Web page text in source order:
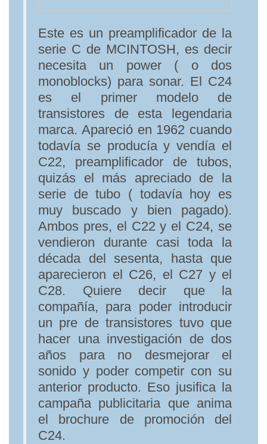
Este es un preamplificador de la
serie C de MCINTOSH, es decir
necesita un power ( o dos
monoblocks) para sonar. El C24
es el primer modelo de
transistores de esta legendaria
marca. Apareció en 1962 cuando
todavía se producía y vendía el
C22, preamplificador de tubos,
quizás el más apreciado de la
serie de tubo ( todavía hoy es
muy buscado y bien pagado).
Ambos pres, el C22 y el C24, se
vendieron durante casi toda la
década del sesenta, hasta que
aparecieron el C26, el C27 y el
C28. Quiere decir que la
compañía, para poder introducir
un pre de transistores tuvo que
hacer una investigación de dos
años para no desmejorar el
sonido y poder competir con su
anterior producto. Eso jusifica la
campaña publicitaria que anima
el brochure de promoción del
C24.